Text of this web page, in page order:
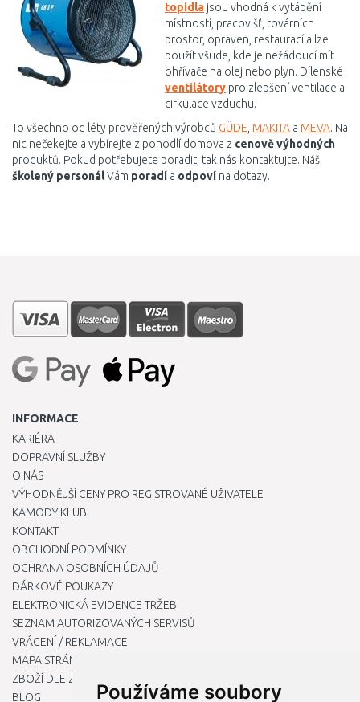
Používáme soubory
topidla jsou vhodná k vytápění
místností, pracovišť, továrních
prostor, opraven, restaurací a lze
použít všude, kde je nežádoucí mít
ohřívače na olej nebo plyn. Dílenské
ventilátory pro zlepšení ventilace a
cirkulace vzduchu.
To všechno od léty prověřených výrobců GÜDE MAKITA a MEVA. Na
nic nečekejte a vybírejte z pohodlí domova z cenově výhodných
produktů. Pokud potřebujete poradit, tak nás kontaktujte. Náš
školený personálVám poradí a odpoví na dotazy.
INFORMACE
KARIÉRA
DOPRAVNÍ SLUŽBY
O NÁS
VÝHODNĚJŠÍ CENY PRO REGISTROVANÉ UŽIVATELE
KAMODY KLUB
KONTAKT
OBCHODNÍ PODMÍNKY
OCHRANA OSOBNÍCH ÚDAJŮ
DÁRKOVÉ POUKAZY
ELEKTRONICKÁ EVIDENCE TRŽEB
SEZNAM AUTORIZOVANÝCH SERVISŮ
VRÁCENÍ / REKLAMACE
MAPA STRÁNKY
ZBOŽÍ DLE ZNAČEK
BLOG